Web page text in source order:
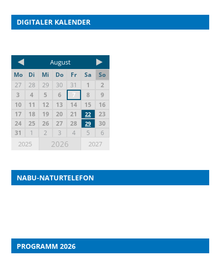
DIGITALER KALENDER
August
Mo Di Mi Do Fr Sa
So
27
28 29 30 31 1
2
3
4 5 6 7 8
9
10
11 12 13 14 15
16
17
18 19 20 21 22
23
24
25 26 27 28 29
30
31
1 2 3 4 5 6
2025 2026 2027
NABU-NATURTELEFON
PROGRAMM 2026